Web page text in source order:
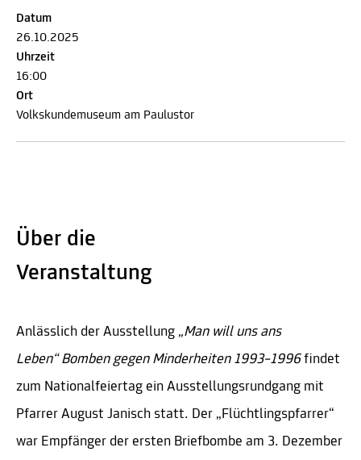
Datum
26.10.2025
Uhrzeit
16:00
Ort
Volkskundemuseum am Paulustor
Über die
Veranstaltung
Anlässlich der Ausstellung „Man will uns ans
Leben“ Bomben gegen Minderheiten 1993–1996findet
zum Nationalfeiertag ein Ausstellungsrundgang mit
Pfarrer August Janisch statt. Der „Flüchtlingspfarrer“
war Empfänger der ersten Briefbombe am 3. Dezember